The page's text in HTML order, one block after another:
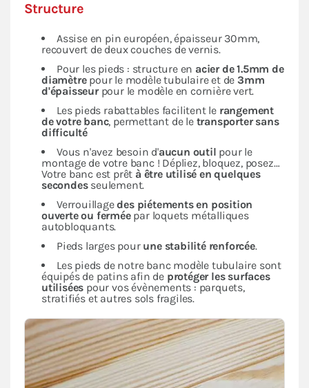
Structure
Assise en pin européen, épaisseur 30mm,
recouvert de deux couches de vernis.
Pour les pieds : structure en acier de 1.5mm de
diamètrepour le modèle tubulaire et de3mm
d'épaisseurpour le modèle en cornière vert.
Les pieds rabattables facilitent le rangement
de votre banc, permettant de letransporter sans
difficulté
Vous n'avez besoin d'aucun outil pour le
montage de votre banc ! Dépliez, bloquez, posez…
Votre banc est prêt à être utilisé en quelques
secondesseulement.
Verrouillagedes piétements en position
ouverte ou ferméepar loquets métalliques
autobloquants.
Pieds larges pour une stabilité renforcée.
Les pieds de notre banc modèle tubulaire sont
équipés de patins afin de protéger les surfaces
utilisées pour vos évènements : parquets,
stratifiés et autres sols fragiles.